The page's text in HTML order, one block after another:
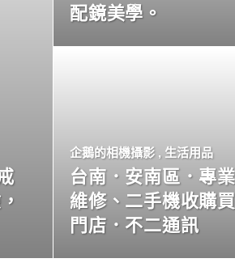
配鏡美學。
企鵝的相機攝影 , 生活用品
台南．安南區．專
維修、二手機收購
門店．不二通訊